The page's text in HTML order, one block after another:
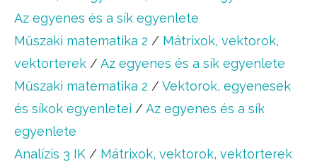
Az egyenes és a sík egyenlete
Műszaki matematika 2 / Mátrixok, vektorok,
vektorterek / Az egyenes és a sík egyenlete
Műszaki matematika 2 / Vektorok, egyenesek
és síkok egyenletei / Az egyenes és a sík
egyenlete
Analízis 3 IK / Mátrixok, vektorok, vektorterek